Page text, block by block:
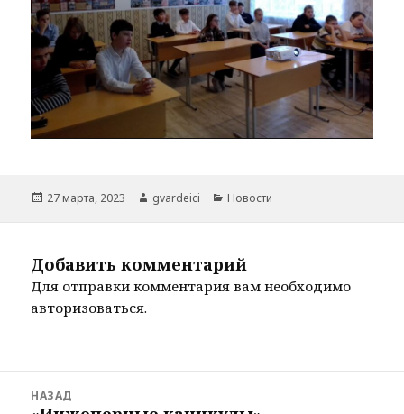
Опубликовано
27 марта, 2023 Автор
gvardeici Рубрики
Новости
Добавить комментарий
Для отправки комментария вам необходимо
авторизоваться.
НАЗАД